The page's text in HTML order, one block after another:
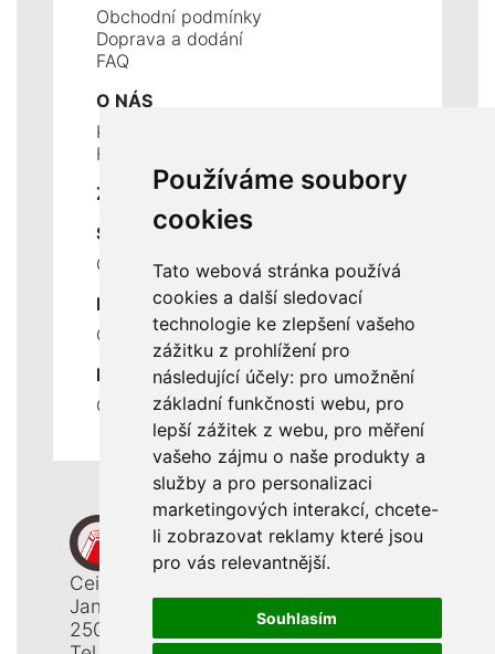
Používáme soubory
cookies
Tato webová stránka používá
cookies a další sledovací
technologie ke zlepšení vašeho
zážitku z prohlížení pro
následující účely: pro umožnění
základní funkčnosti webu, pro
lepší zážitek z webu, pro měření
vašeho zájmu o naše produkty a
služby a pro personalizaci
marketingových interakcí, chcete-
li zobrazovat reklamy které jsou
pro vás relevantnější.
Souhlasím
Obchodní podmínky
Doprava a dodání
FAQ
O NÁS
Kontakty
Historie a současnost
ZÁKLADNÍ ÚDAJE
SLUŽBY
Ceník servisních prací
DŮLEŽITÉ INFORMACE
Ochrana osobních údajů
RYCHLÉ ODKAZY
Odstoupení od smlouvy
Ceiba, s. r. o.
Jana Opletala 1265
250 01 Brandýs n. L. - St. Boleslav